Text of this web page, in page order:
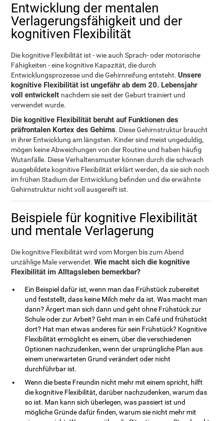
Entwicklung der mentalen
Verlagerungsfähigkeit und der
kognitiven Flexibilität
Die kognitive Flexibilität ist - wie auch Sprach- oder motorische
Fähigkeiten - eine kognitive Kapazität, die durch
Entwicklungsprozesse und die Gehirnreifung entsteht.Unsere
kognitive Flexibilität ist ungefähr ab dem 20. Lebensjahr
voll entwickelt nachdem sie seit der Geburt trainiert und
verwendet wurde.
Die kognitive Flexibilität beruht auf Funktionen des
präfrontalen Kortex des Gehirns. Diese Gehirnstruktur braucht
in ihrer Entwicklung am längsten. Kinder sind meist ungeduldig,
mögen keine Abweichungen von der Routine und haben häufig
Wutanfälle. Diese Verhaltensmuster können durch die schwach
ausgebildete kognitive Flexibilität erklärt werden, da sie sich noch
im frühen Stadium der Entwicklung befinden und die erwähnte
Gehirnstruktur nicht voll ausgereift ist.
Beispiele für kognitive Flexibilität
und mentale Verlagerung
Die kognitive Flexibilität wird vom Morgen bis zum Abend
unzählige Male verwendet.Wie macht sich die kognitive
Flexibilität im Alltagsleben bemerkbar?
Ein Beispiel dafür ist, wenn man das Frühstück zubereitet
und feststellt, dass keine Milch mehr da ist. Was macht man
dann? Ärgert man sich dann und geht ohne Frühstück zur
Schule oder zur Arbeit? Geht man in ein Café und frühstückt
dort? Hat man etwas anderes für sein Frühstück? Kognitive
Flexibilität ermöglicht es einem, über die verschiedenen
Optionen nachzudenken, wenn der ursprüngliche Plan aus
einem unerwarteten Grund verändert oder nicht
durchführbar ist.
Wenn die beste Freundin nicht mehr mit einem spricht, hilft
die kognitive Flexibilität, darüber nachzudenken, warum das
so ist. Man kann sich überlegen, was passiert ist und
mögliche Gründe dafür finden, warum sie nicht mehr mit